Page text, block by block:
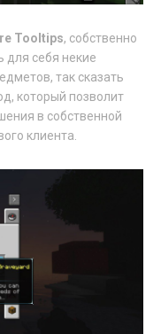
Tooltips, собственно
себя некие
так сказать
который позволит
в собственной
клиента.